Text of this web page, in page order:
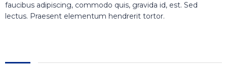
faucibus adipiscing, commodo quis, gravida id, est. Sed
lectus. Praesent elementum hendrerit tortor.